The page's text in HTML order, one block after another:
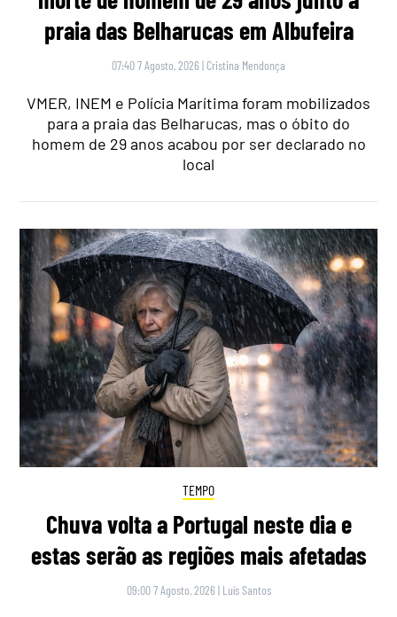
praia das Belharucas em Albufeira
07:40 7 Agosto, 2026 | Cristina Mendonça
VMER, INEM e Polícia Marítima foram mobilizados
para a praia das Belharucas, mas o óbito do
homem de 29 anos acabou por ser declarado no
local
TEMPO
Chuva volta a Portugal neste dia e
estas serão as regiões mais afetadas
09:00 7 Agosto, 2026 | Luís Santos